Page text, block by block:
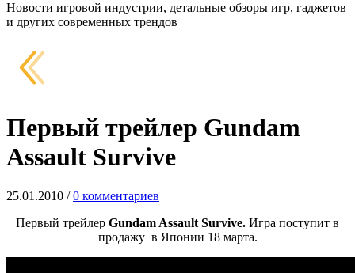
Новости игровой индустрии, детальные обзоры игр, гаджетов
и других современных трендов
Первый трейлер Gundam
Assault Survive
25.01.2010 /0 комментариев
Первый трейлер Gundam Assault Survive. Игра поступит в
продажу в Японии 18 марта.